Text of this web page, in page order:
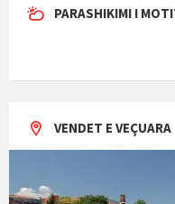
PARASHIKIMI I
VENDET E VEÇUARA